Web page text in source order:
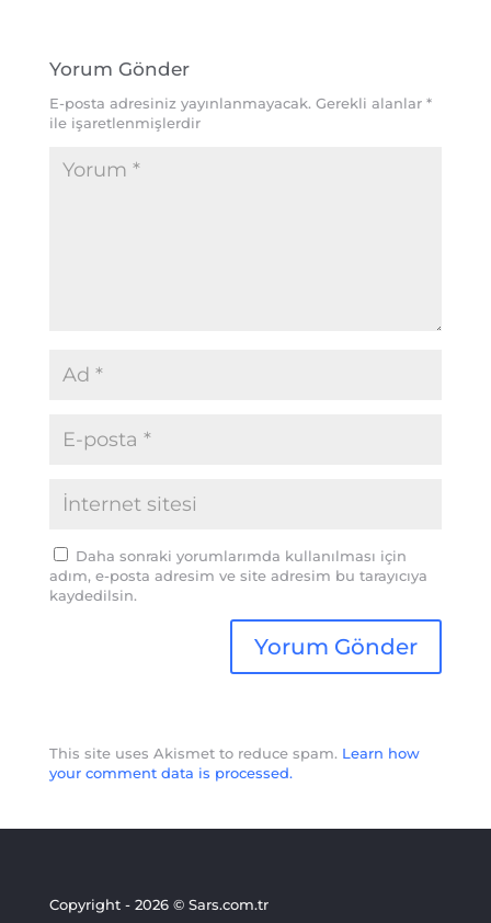
Yorum Gönder
E-posta adresiniz yayınlanmayacak. Gerekli alanlar *
ile işaretlenmişlerdir
Daha sonraki yorumlarımda kullanılması için
adım, e-posta adresim ve site adresim bu tarayıcıya
kaydedilsin.
This site uses Akismet to reduce spam. Learn how
your comment data is processed.
Copyright - 2026 © Sars.com.tr